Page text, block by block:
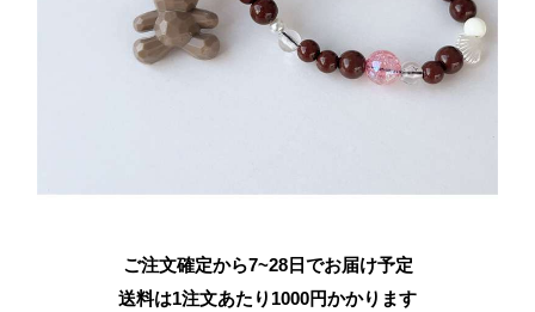
ご注文確定から7~28日でお届け予定
送料は1注文あたり 1000円かかります